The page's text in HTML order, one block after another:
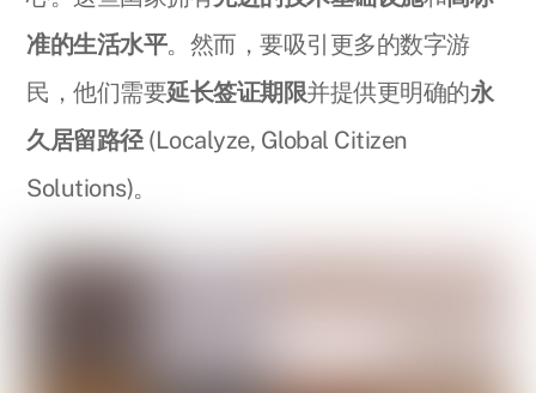
准的生活水平。然而，要吸引更多的数字游
民，他们需要延长签证期限并提供更明确的永
久居留路径(Localyze, Global Citizen
Solutions)。